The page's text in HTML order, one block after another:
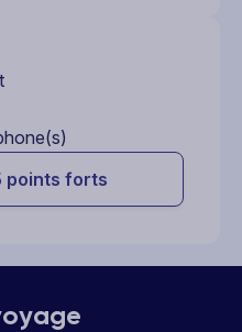
points forts